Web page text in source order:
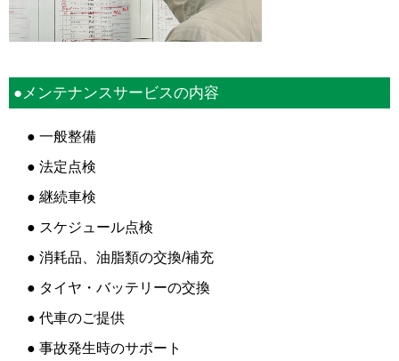
●メンテナンスサービスの内容
● 一般整備
● 法定点検
● 継続車検
● スケジュール点検
● 消耗品、油脂類の交換/補充
● タイヤ・バッテリーの交換
● 代車のご提供
● 事故発生時のサポート